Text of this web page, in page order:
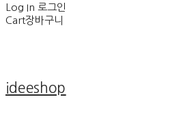
Log In 로그인
Cart장바구니
ideeshop